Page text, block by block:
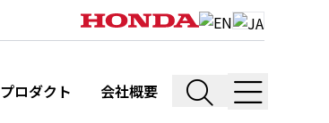
プロダクト 会社概要